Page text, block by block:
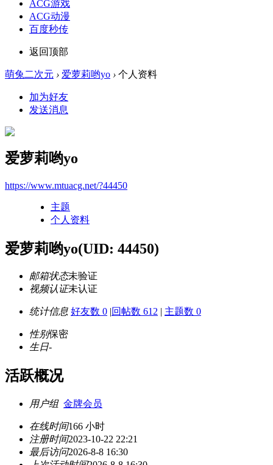
ACG游戏
ACG动漫
百度秒传
返回顶部
萌兔二次元 › 爱萝莉哟yo › 个人资料
加为好友
发送消息
爱萝莉哟yo
https://www.mtuacg.net/?44450
主题
个人资料
爱萝莉哟yo(UID: 44450)
邮箱状态未验证
视频认证未认证
统计信息 好友数 0 |回帖数 612 | 主题数 0
性别保密
生日-
活跃概况
用户组 金牌会员
在线时间166 小时
注册时间2023-10-22 22:21
最后访问2026-8-8 16:30